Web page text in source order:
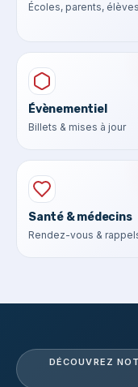
Écoles, parents, élèves
Évènementiel
Billets & mises à jour
Santé & médecins
Rendez-vous &
DÉCOUVREZ